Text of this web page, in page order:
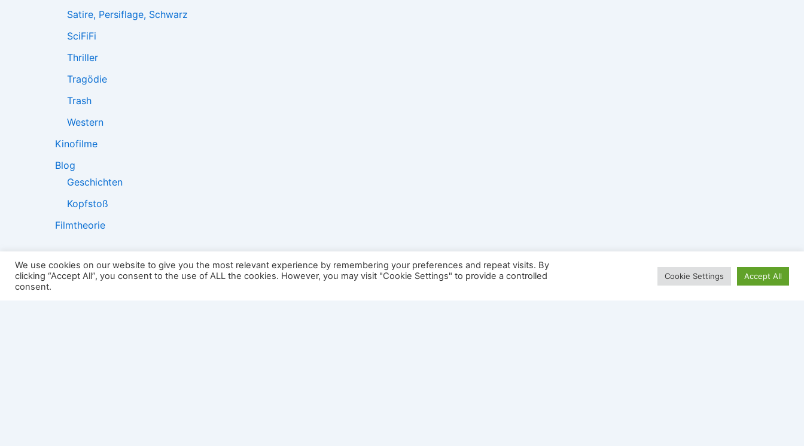
Satire, Persiflage, Schwarz
SciFiFi
Thriller
Tragödie
Trash
Western
Kinofilme
Blog
Geschichten
Kopfstoß
Filmtheorie
2501:
We use cookies on our website to give you the most relevant experience by remembering your preferences and repeat visits. By
clicking “Accept All”, you consent to the use of ALL the cookies. However, you may visit "Cookie Settings" to provide a controlled
consent.
Cookie Settings Accept All